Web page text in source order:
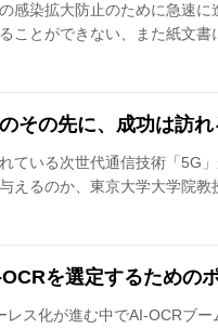
感染拡大防止のために急速
ことができない、また紙文書
のその先に、成功は訪
ている次世代通信技術「5G
えるのか、東京大学大学院教
を選定するための
レス化が進む中でAI-OCRブ